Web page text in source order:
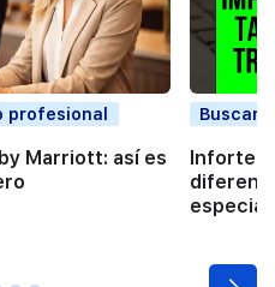
profesional
Marriott: así es
Buscar
Infortec,